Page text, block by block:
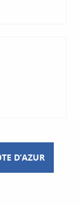
D’AZUR